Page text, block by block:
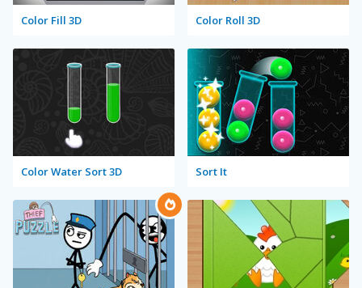
Color Fill 3D Color Roll 3D
Color Water Sort 3D Sort It